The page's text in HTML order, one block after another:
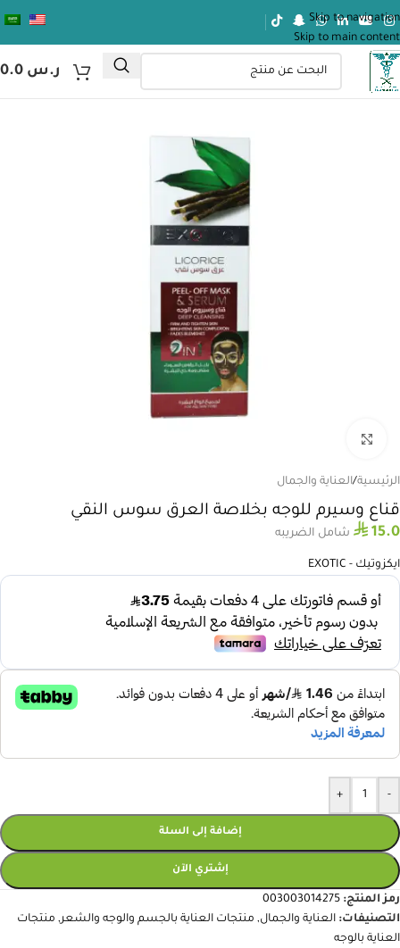
Skip to navigation
Skip to main content
ر.س
الرئيسية/العناية والجمال
قناع وسيرم للوجه بخلاصة العرق سوس النقي
⃁ 15.0 شامل الضريبه
ايكزوتيك - EXOTIC
-
+
إضافة إلى السلة
إشتري الآن
رمز المنتج: 003003014275
التصنيفات: العناية والجمال, منتجات العناية بالجسم والوجه والشعر, منتجات
العناية بالوجه